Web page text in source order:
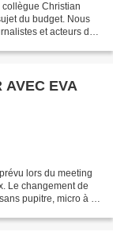
Christian
du budget. Nous
et acteurs du
AVEC EVA
lors du meeting
Le changement de
pupitre, micro à la